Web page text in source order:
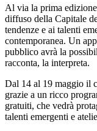
Al via la prima
diffuso della Capitale
tendenze e ai talenti
contemporanea. Un
pubblico avrà la
racconta, la interpreta.
Dal 14 al 19 maggio il
grazie a un ricco
gratuiti, che vedrà
talenti emergenti e